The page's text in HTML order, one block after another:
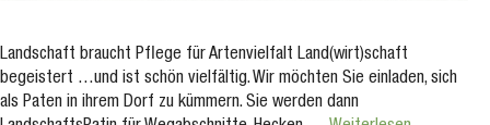
Landschaft braucht Pflege für Artenvielfalt Land(wirt)schaft
begeistert …und ist schön vielfältig. Wir möchten Sie einladen, sich
als Paten in ihrem Dorf zu kümmern. Sie werden dann